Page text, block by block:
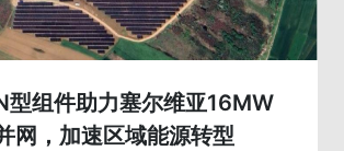
型组件助力塞尔维亚16MW
网，加速区域能源转型